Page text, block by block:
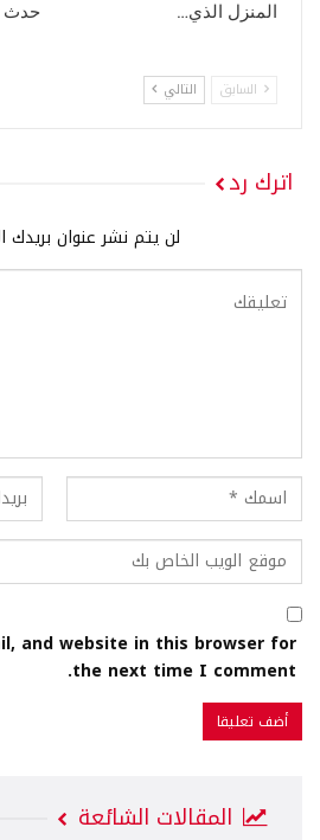
المنزل الذي…
حدث
السابق التالي
اترك رد
لن يتم نشر عنوان بريدك
and website in this browser for
the next time I comment.
المقالات الشائعة